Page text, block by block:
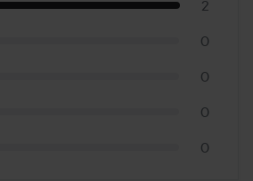
2
0
0
0
0